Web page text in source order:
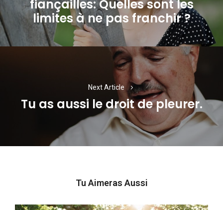
Previous
post:
fiançailles: Quelles sont les
limites à ne pas franchir ?
Next Article
Next
post:
Tu as aussi le droit de pleurer.
Tu Aimeras Aussi